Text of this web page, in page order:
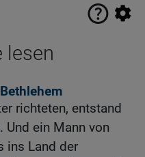
lesen
richteten, entstand
Und ein Mann von
ins Land der